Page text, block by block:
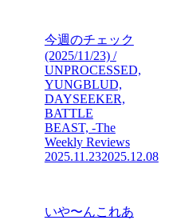
今週のチェック
(2025/11/23) /
UNPROCESSED,
YUNGBLUD,
DAYSEEKER,
BATTLE
BEAST, -The
Weekly Reviews
2025.11.232025.12.08
いや〜んこれあ